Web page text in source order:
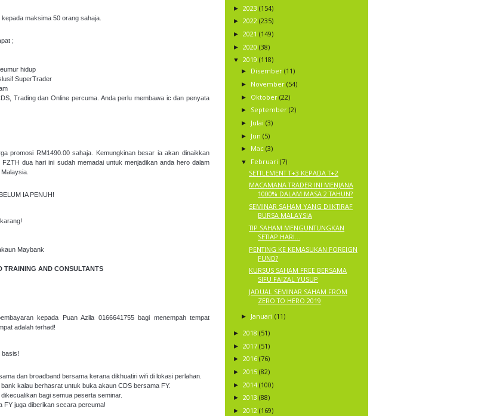
maksima 50 orang sahaja.
;
hidup
SuperTrader
Trading dan Online percuma. Anda perlu membawa ic dan penyata
promosi RM1490.00 sahaja. Kemungkinan besar ia akan dinaikkan
FZTH dua hari ini sudah memadai untuk menjadikan anda hero dalam
IA PENUH!
Maybank
TRAINING AND CONSULTANTS
kepada Puan Azila 0166641755 bagi menempah tempat
adalah terhad!
basis!
dan broadband bersama kerana dikhuatiri wifi di lokasi perlahan.
kalau berhasrat untuk buka akaun CDS bersama FY.
bagi semua peserta seminar.
FY juga diberikan secara percuma!
► 2023 (154)
► 2022 (235)
► 2021 (149)
► 2020 (38)
▼ 2019 (118)
► Disember (11)
► November (54)
► Oktober (22)
► September (2)
► Julai (3)
► Jun (5)
► Mac (3)
▼ Februari (7)
SETTLEMENT T+3 KEPADA T+2
MACAMANA TRADER INI MENJANA
1000% DALAM MASA 2 TAHUN?
SEMINAR SAHAM YANG DIIKTIRAF
BURSA MALAYSIA
TIP SAHAM MENGUNTUNGKAN
SETIAP HARI...
PENTING KE KEMASUKAN FOREIGN
FUND?
KURSUS SAHAM FREE BERSAMA
SIFU FAIZAL YUSUP
JADUAL SEMINAR SAHAM FROM
ZERO TO HERO 2019
► Januari (11)
► 2018 (51)
► 2017 (51)
► 2016 (76)
► 2015 (82)
► 2014 (100)
► 2013 (88)
► 2012 (169)